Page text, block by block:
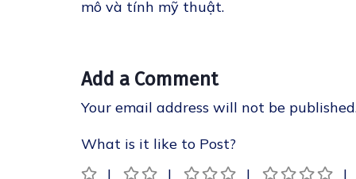
mô và tính mỹ thuật.
Add a Comment
Your email address will not be
What is it like to Post?